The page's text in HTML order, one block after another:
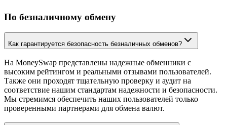
По безналичному обмену
Как гарантируется безопасность безналичных обменов?
На MoneySwap представлены надежные обменники с
высоким рейтингом и реальными отзывами пользователей.
Также они проходят тщательную проверку и аудит на
соответствие нашим стандартам надежности и безопасности.
Мы стремимся обеспечить наших пользователей только
проверенными партнерами для обмена валют.